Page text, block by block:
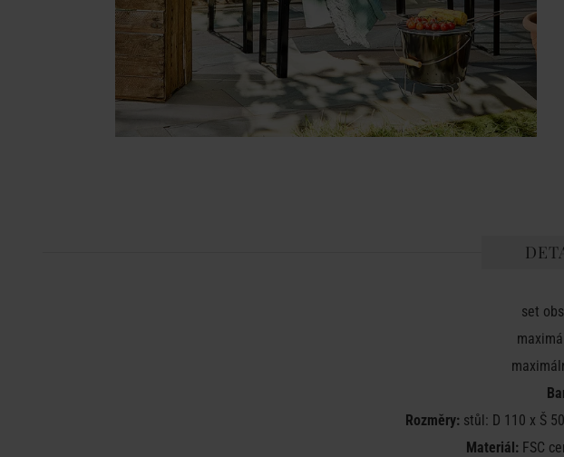
set
Rozměry: stůl: D 110 x Š
Materiál:FSC